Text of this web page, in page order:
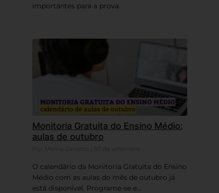
importantes para a prova.
Monitoria Gratuita do Ensino Médio:
aulas de outubro
O calendário da Monitoria Gratuita do Ensino
Médio com as aulas do mês de outubro já
está disponível. Programe-se e...